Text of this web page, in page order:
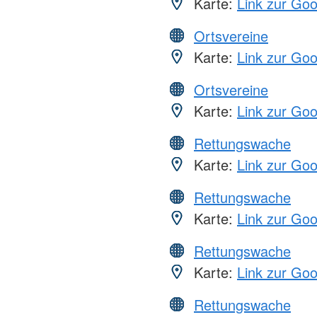
Ortsvereine
Karte: Link zur
Ortsvereine
Karte: Link zur
Rettungswache
Karte: Link zur
Rettungswache
Karte: Link zur
Rettungswache
Karte: Link zur
Rettungswache